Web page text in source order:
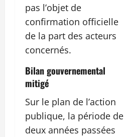
pas l’objet de
confirmation officielle
de la part des acteurs
concernés.
Bilan gouvernemental
mitigé
Sur le plan de l’action
publique, la période de
deux années passées